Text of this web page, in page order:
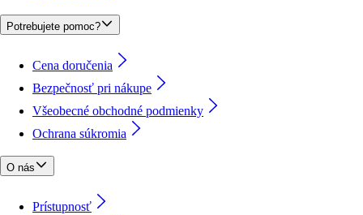
Potrebujete pomoc?
Cena doručenia
Bezpečnosť pri nákupe
Všeobecné obchodné podmienky
Ochrana súkromia
O nás
Prístupnosť